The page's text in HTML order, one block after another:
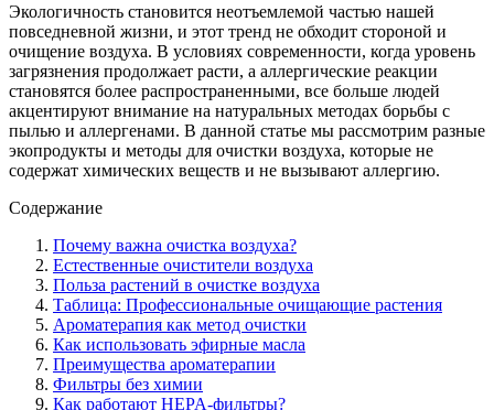
Экологичность становится неотъемлемой частью нашей
повседневной жизни, и этот тренд не обходит стороной и
очищение воздуха. В условиях современности, когда уровень
загрязнения продолжает расти, а аллергические реакции
становятся более распространенными, все больше людей
акцентируют внимание на натуральных методах борьбы с
пылью и аллергенами. В данной статье мы рассмотрим разные
экопродукты и методы для очистки воздуха, которые не
содержат химических веществ и не вызывают аллергию.
Содержание
Почему важна очистка воздуха?
Естественные очистители воздуха
Польза растений в очистке воздуха
Таблица: Профессиональные очищающие растения
Ароматерапия как метод очистки
Как использовать эфирные масла
Преимущества ароматерапии
Фильтры без химии
Как работают HEPA-фильтры?